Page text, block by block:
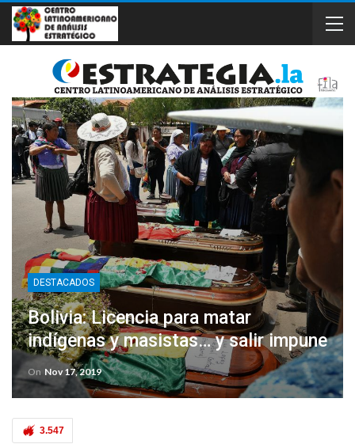
DESTACADOS
Bolivia: Licencia para matar
indígenas y masistas… y salir impune
On Nov 17, 2019
3.547